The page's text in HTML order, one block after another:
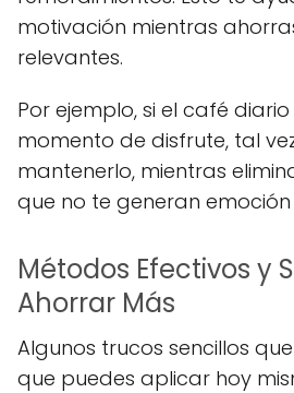
motivación mientras
relevantes.
Por ejemplo, si el café
momento de disfrute, tal
mantenerlo, mientras
que no te generan
Métodos Efectivos y
Ahorrar Más
Algunos trucos sencillos
que puedes aplicar hoy